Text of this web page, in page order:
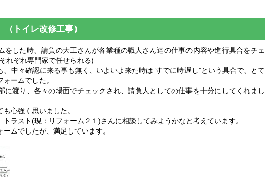
トイレ改修工事）
をした時、請負の大工さんが各業種の職人さん達の仕事の内容や進行具合をチェ
れぞれ専門家で任せられる)
中々確認に来る事も無く、いよいよ来た時は”すでに時遅し”という具合で、とて
ームでした。
に渡り、各々の場面でチェックされ、請負人としての仕事を十分にしてくれまし
心強く思いました。
ラスト(現：リフォーム２１)さんに相談してみようかなと考えています。
ムでしたが、満足しています。